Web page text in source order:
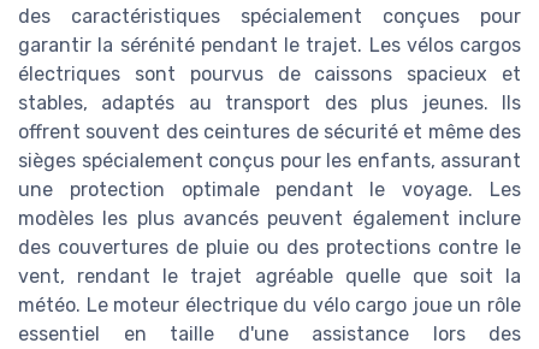
des caractéristiques spécialement conçues pour
garantir la sérénité pendant le trajet. Les vélos cargos
électriques sont pourvus de caissons spacieux et
stables, adaptés au transport des plus jeunes. Ils
offrent souvent des ceintures de sécurité et même des
sièges spécialement conçus pour les enfants, assurant
une protection optimale pendant le voyage. Les
modèles les plus avancés peuvent également inclure
des couvertures de pluie ou des protections contre le
vent, rendant le trajet agréable quelle que soit la
météo. Le moteur électrique du vélo cargo joue un rôle
essentiel en taille d'une assistance lors des